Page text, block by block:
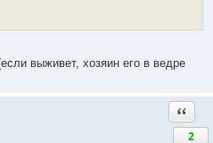
выживет, хозяин его в ведре
2